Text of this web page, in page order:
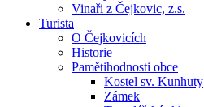
Vinaři z Čejkovic, z.s.
Turista
O Čejkovicích
Historie
Pamětihodnosti obce
Kostel sv. Kunhuty
Zámek